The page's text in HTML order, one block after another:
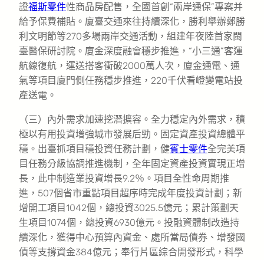
證福斯零件性商品房配售，全國首創“兩岸通保”專案并
給予保費補貼。廈臺交通來往持續深化，勝利舉辦鄭勝
利文明節等270多場兩岸交通活動，組建年夜陸首家閩
臺醫保研討院。廈金深度融會穩步推進，“小三通”客運
航線復航，運送搭客衝破2000萬人次，廈金通電、通
氣等項目廈門側任務穩步推進，220千伏看嶝變電站投
產送電。
（三）內外需求加速挖潛擴容。全力穩定內外需求，積
極以有用投資增強城市發展后勁。固定資產投資總體平
穩。出臺抓項目穩投資任務計劃，健賓士零件全完美項
目任務分級協調推進機制，全年固定資產投資實現正增
長，此中制造業投資增長9.2％。項目全性命周期推
進，507個省市重點項目超序時完成年度投資計劃；新
增開工項目1042個，總投資3025.5億元；累計策劃天
生項目1074個，總投資6930億元。投融資體制改造持
續深化，獲得中心預算內資金、處所當局債券、增發國
債等支撐資金384億元；奉行片區綜合開發形式，科學